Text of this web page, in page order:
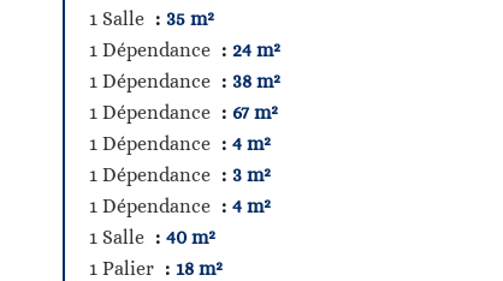
1 Salle
35 m²
1 Dépendance
24 m²
1 Dépendance
38 m²
1 Dépendance
67 m²
1 Dépendance
4 m²
1 Dépendance
3 m²
1 Dépendance
4 m²
1 Salle
40 m²
1 Palier
18 m²